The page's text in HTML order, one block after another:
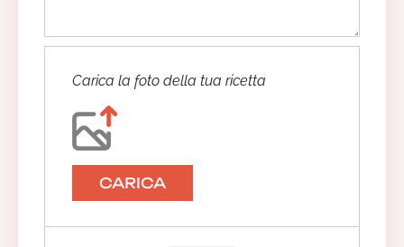
Carica la foto della tua ricetta
CARICA